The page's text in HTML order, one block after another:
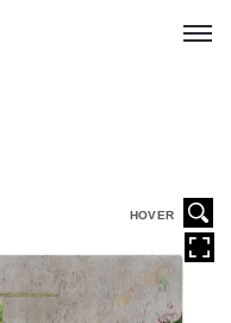
HOVER